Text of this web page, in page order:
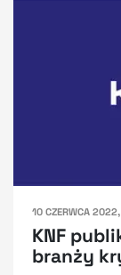
10 CZERWCA
KNF
branży